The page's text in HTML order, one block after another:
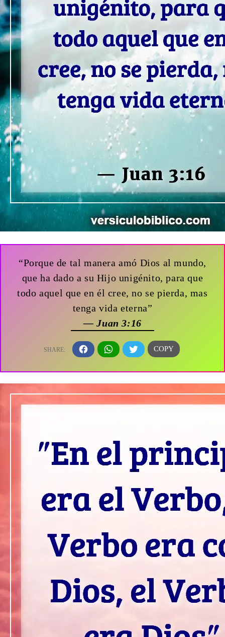
“Porque de tal manera amó Dios al mundo,
que ha dado a su Hijo unigénito, para que
todo aquel que en él cree, no se pierda, mas
tenga vida eterna”
— Juan 3:16